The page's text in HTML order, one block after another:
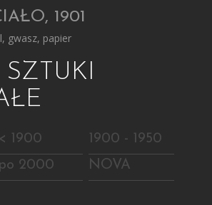
1901
gwasz, papier
< 1900
1900 - 1950
po 2000
NOVA